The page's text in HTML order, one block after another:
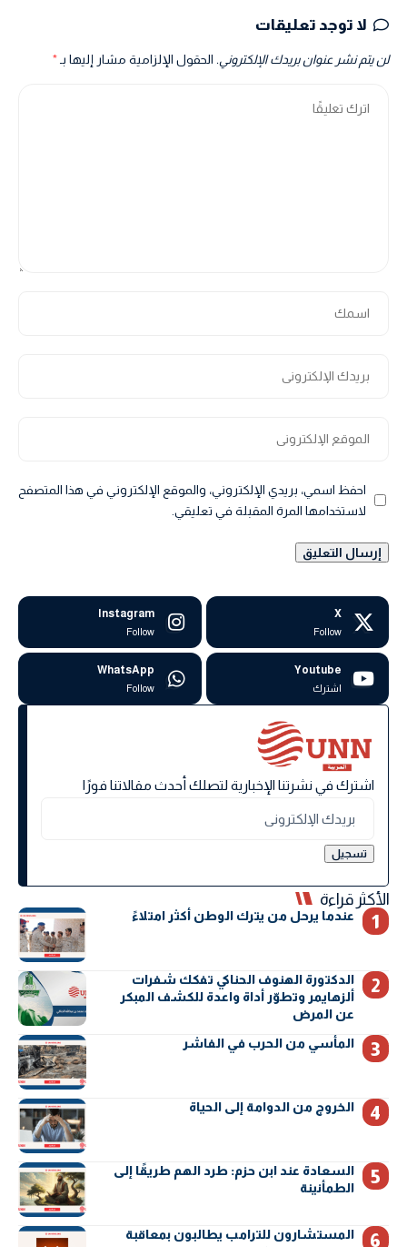
لا توجد تعليقات
لن يتم نشر عنوان بريدك الإلكتروني. الحقول الإلزامية مشار إليها بـ
احفظ اسمي، بريدي الإلكتروني، والموقع الإلكتروني في هذا المتصفح
لاستخدامها المرة المقبلة في تعليقي.
X
Follow
Instagram
Follow
Youtube
اشترك
WhatsApp
Follow
اشترك في نشرتنا الإخبارية لتصلك أحدث مقالاتنا فورًا
الأكثر قراءة
عندما يرحل من يترك الوطن أكثر امتلاءً
الدكتورة الهنوف الحناكي تفكك شفرات
ألزهايمر وتطوّر أداة واعدة للكشف المبكر
عن المرض
المأسي من الحرب في الفاشر
الخروج من الدوامة إلى الحياة
السعادة عند ابن حزم: طرد الهم طريقًا إلى
الطمأنينة
المستشارون للترامب يطالبون بمعاقبة